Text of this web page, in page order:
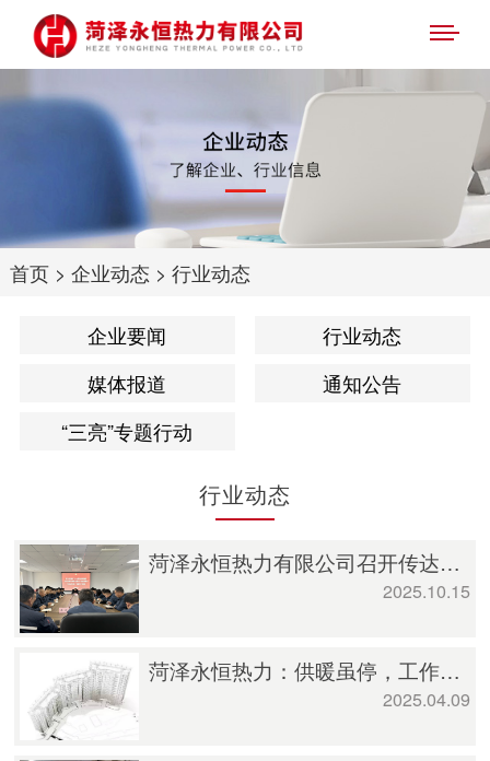
首页> 企业动态 > 行业动态
企业要闻
行业动态
媒体报道
通知公告
“三亮”专题行动
行业动态
菏泽永恒热力有限公司召开传达学习菏泽投资集团2025年度第三季度经营分析会会议精神暨10月份第一次经营分析会
2025.10.15
菏泽永恒热力：供暖虽停，工作不止
2025.04.09